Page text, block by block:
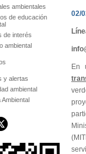
ambientales
de educación
de interés
ambiental
y alertas
ambiental
Ambiental
02/
En